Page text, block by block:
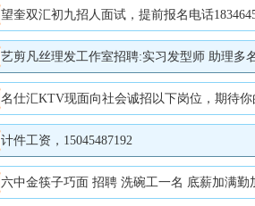
望奎双汇初九招人面试，提前报名电话
艺剪凡丝理发工作室招聘:实习发型师 助理多
名仕汇KTV现面向社会诚招以下岗位，期待你
计件工资，15045487192
六中金筷子巧面 招聘 洗碗工一名 底薪加满勤